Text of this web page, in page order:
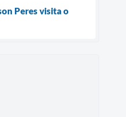
Peres visita o